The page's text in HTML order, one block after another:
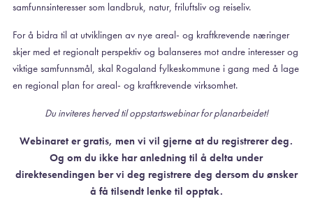
samfunnsinteresser som landbruk, natur, friluftsliv og reiseliv.
For å bidra til at utviklingen av nye areal- og kraftkrevende næringer
skjer med et regionalt perspektiv og balanseres mot andre interesser og
viktige samfunnsmål, skal Rogaland fylkeskommune i gang med å lage
en regional plan for areal- og kraftkrevende virksomhet.
Du inviteres herved til oppstartswebinar for planarbeidet!
Webinaret er gratis, men vi vil gjerne at du registrerer deg.
Og om du ikke har anledning til å delta under
direktesendingen ber vi deg registrere deg dersom du ønsker
å få tilsendt lenke til opptak.